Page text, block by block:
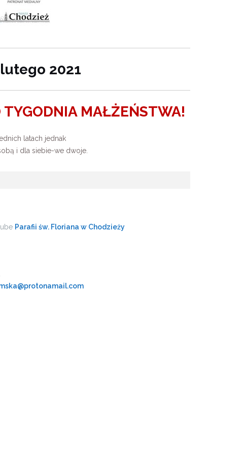
lutego 2021
TYGODNIA MAŁŻEŃSTWA!
latach jednak
i dla siebie-we dwoje.
Parafii św. Floriana w Chodzieży